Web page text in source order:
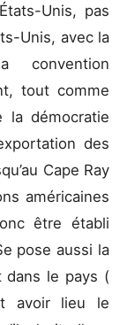
Unis, pas
Unis, avec la
convention
tout comme
la démocratie
des
Cape Ray
américaines
être établi
pose aussi la
dans le pays (
avoir lieu le